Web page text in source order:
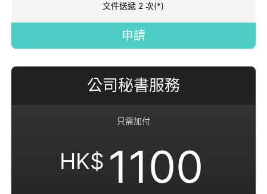
文件送遞 2 次(*)
申請
公司秘書服務
只需加付
HK$ 1100